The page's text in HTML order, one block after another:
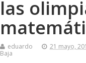
las
eduardo 21 mayo,
Baja